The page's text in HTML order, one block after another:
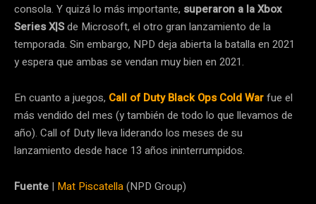
consola. Y quizá lo más importante, superaron a la Xbox
Series X|Sde Microsoft, el otro gran lanzamiento de la
temporada. Sin embargo, NPD deja abierta la batalla en 2021
y espera que ambas se vendan muy bien en 2021.
En cuanto a juegos, Call of Duty Black Ops Cold Warfue el
más vendido del mes (y también de todo lo que llevamos de
año). Call of Duty lleva liderando los meses de su
lanzamiento desde hace 13 años ininterrumpidos.
Fuente | Mat Piscatella(NPD Group)